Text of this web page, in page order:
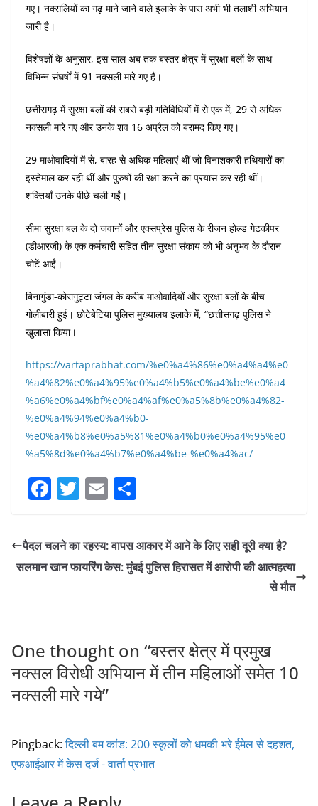
गए। नक्सलियों का गढ़ माने जाने वाले इलाके के पास अभी भी तलाशी अभियान
जारी है।
विशेषज्ञों के अनुसार, इस साल अब तक बस्तर क्षेत्र में सुरक्षा बलों के साथ
विभिन्न संघर्षों में 91 नक्सली मारे गए हैं।
छत्तीसगढ़ में सुरक्षा बलों की सबसे बड़ी गतिविधियों में से एक में, 29 से अधिक
नक्सली मारे गए और उनके शव 16 अप्रैल को बरामद किए गए।
29 माओवादियों में से, बारह से अधिक महिलाएं थीं जो विनाशकारी हथियारों का
इस्तेमाल कर रही थीं और पुरुषों की रक्षा करने का प्रयास कर रही थीं।
शक्तियाँ उनके पीछे चली गईं।
सीमा सुरक्षा बल के दो जवानों और एक्सप्रेस पुलिस के रीजन होल्ड गेटकीपर
(डीआरजी) के एक कर्मचारी सहित तीन सुरक्षा संकाय को भी अनुभव के दौरान
चोटें आईं।
बिनागुंडा-कोरागुट्टा जंगल के करीब माओवादियों और सुरक्षा बलों के बीच
गोलीबारी हुई। छोटेबेटिया पुलिस मुख्यालय इलाके में, “छत्तीसगढ़ पुलिस ने
खुलासा किया।
https://vartaprabhat.com/%e0%a4%86%e0%a4%a4%e0
%a4%82%e0%a4%95%e0%a4%b5%e0%a4%be%e0%a4
%a6%e0%a4%bf%e0%a4%af%e0%a5%8b%e0%a4%82-
%e0%a4%94%e0%a4%b0-
%e0%a4%b8%e0%a5%81%e0%a4%b0%e0%a4%95%e0
%a5%8d%e0%a4%b7%e0%a4%be-%e0%a4%ac/
F
c
e
b
k
T
itt
er
E
ai
l
ar
e
पैदल चलने का रहस्य: वापस आकार में आने के लिए सही दूरी क्या है?
सलमान खान फायरिंग केस: मुंबई पुलिस हिरासत में आरोपी की आत्महत्या
से मौत
One thought on “बस्तर क्षेत्र में प्रमुख
नक्सल विरोधी अभियान में तीन महिलाओं समेत 10
नक्सली मारे गये”
Pingback:दिल्ली बम कांड: 200 स्कूलों को धमकी भरे ईमेल से दहशत,
एफआईआर में केस दर्ज - वार्ता प्रभात